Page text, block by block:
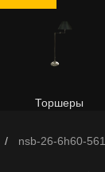
Торшеры
nsb-26-6h60-561